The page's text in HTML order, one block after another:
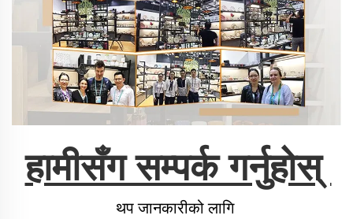
हामीसँग सम्पर्क गर्नुहोस्
थप जानकारीको लागि